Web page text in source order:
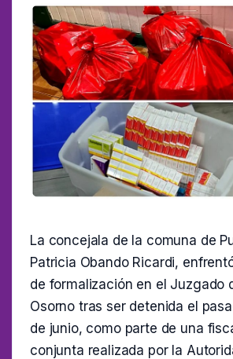
La concejala de la comuna de
Patricia Obando Ricardi,
de formalización en el Juzgado
Osorno tras ser detenida el
de junio, como parte de una
conjunta realizada por la